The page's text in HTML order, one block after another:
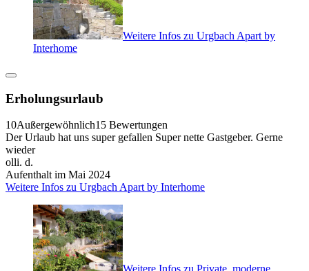
Weitere Infos zu Urgbach Apart by
Interhome
Erholungsurlaub
10Außergewöhnlich15 Bewertungen
Der Urlaub hat uns super gefallen Super nette Gastgeber. Gerne
wieder
olli. d.
Aufenthalt im Mai 2024
Weitere Infos zu Urgbach Apart by Interhome
Weitere Infos zu Private, moderne